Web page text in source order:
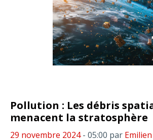
Pollution : Les débris
menacent la stratosphère
29 novembre 2024- 05:00 par